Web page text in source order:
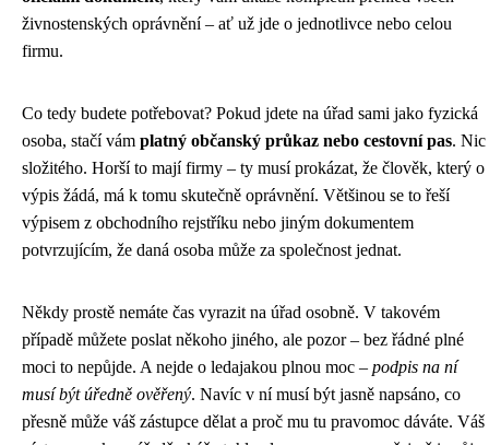
živnostenských oprávnění – ať už jde o jednotlivce nebo celou
firmu.
Co tedy budete potřebovat? Pokud jdete na úřad sami jako fyzická
osoba, stačí vám platný občanský průkaz nebo cestovní pas. Nic
složitého. Horší to mají firmy – ty musí prokázat, že člověk, který o
výpis žádá, má k tomu skutečně oprávnění. Většinou se to řeší
výpisem z obchodního rejstříku nebo jiným dokumentem
potvrzujícím, že daná osoba může za společnost jednat.
Někdy prostě nemáte čas vyrazit na úřad osobně. V takovém
případě můžete poslat někoho jiného, ale pozor – bez řádné plné
moci to nepůjde. A nejde o ledajakou plnou moc – podpis na ní
musí být úředně ověřený. Navíc v ní musí být jasně napsáno, co
přesně může váš zástupce dělat a proč mu tu pravomoc dáváte. Váš